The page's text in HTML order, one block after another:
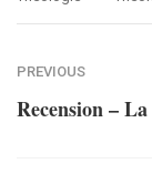
PREVIOUS
Recension –